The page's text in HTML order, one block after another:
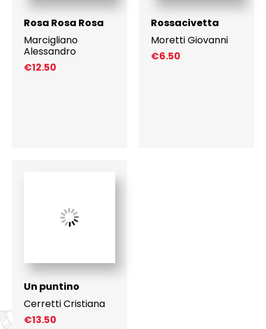
Rosa Rosa Rosa
Marcigliano
Alessandro
€12.50
Rossacivetta
Moretti Giovanni
€6.50
Un puntino
Cerretti Cristiana
€13.50